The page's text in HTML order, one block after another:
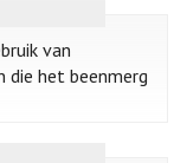
van
het beenmerg